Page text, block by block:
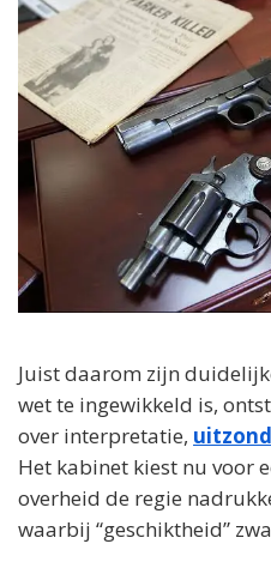
Juist daarom zijn
wet te ingewikkeld is,
over interpretatie,
Het kabinet kiest nu voor
overheid de regie
waarbij “geschiktheid”